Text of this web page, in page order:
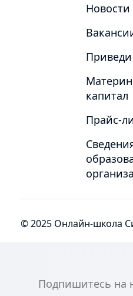
Новости
Приведи
капитал
Прайс-
© 2025 Онлайн-школа
Подпишитесь на